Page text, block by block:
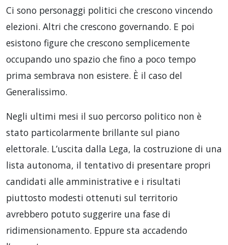
Ci sono personaggi politici che crescono vincendo
elezioni. Altri che crescono governando. E poi
esistono figure che crescono semplicemente
occupando uno spazio che fino a poco tempo
prima sembrava non esistere. È il caso del
Generalissimo.
Negli ultimi mesi il suo percorso politico non è
stato particolarmente brillante sul piano
elettorale. L’uscita dalla Lega, la costruzione di una
lista autonoma, il tentativo di presentare propri
candidati alle amministrative e i risultati
piuttosto modesti ottenuti sul territorio
avrebbero potuto suggerire una fase di
ridimensionamento. Eppure sta accadendo